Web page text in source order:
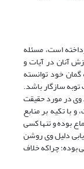
است، مسئله
آنان در آیات و
خود توانسته
سازگار باشد.
وی در مورد حقیقت
با تکیه بر منابع
بوده و تنها کسی
دلیل وی روشن
بوده؛ چراکه خلاف